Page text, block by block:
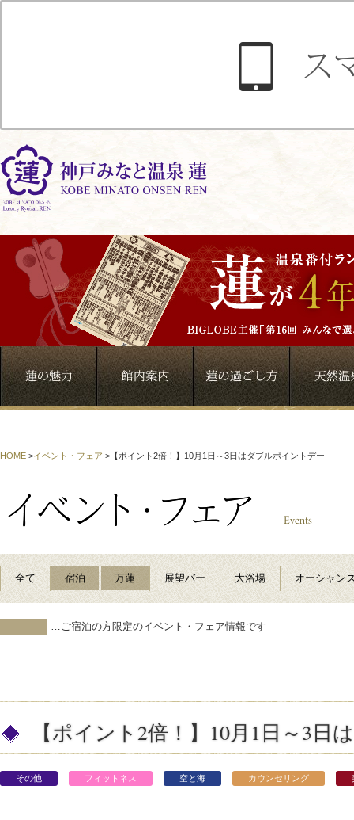
HOME >イベント・フェア > 【ポイント2倍！】10月1日～3日はダブルポイントデー
全て 宿泊 万蓮 展望バー 大浴場 オーシャン
…ご宿泊の方限定のイベント・フェア情報です
【ポイント2倍！】10月1日～3日
その他 フィットネス 空と海 カウンセリング